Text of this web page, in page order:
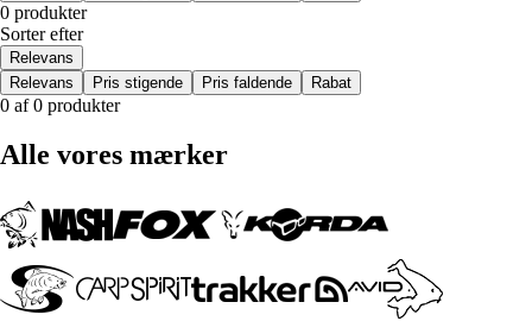
0 produkter
Sorter efter
Relevans
Relevans
Pris stigende Pris faldende Rabat
0 af 0 produkter
Alle vores mærker